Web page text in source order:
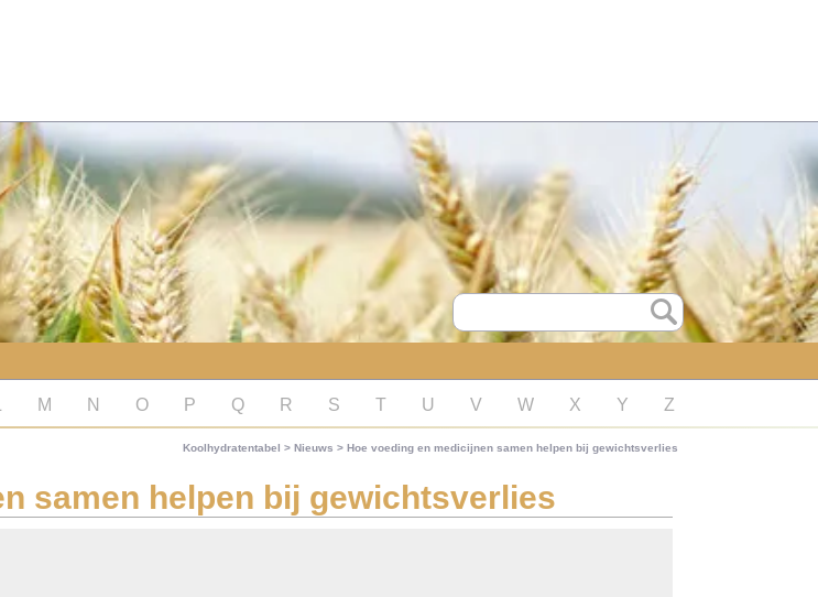
M N O P Q R S T U V W X Y Z
Koolhydratentabel > Nieuws > Hoe voeding en medicijnen samen helpen bij gewichtsverlies
samen helpen bij gewichtsverlies